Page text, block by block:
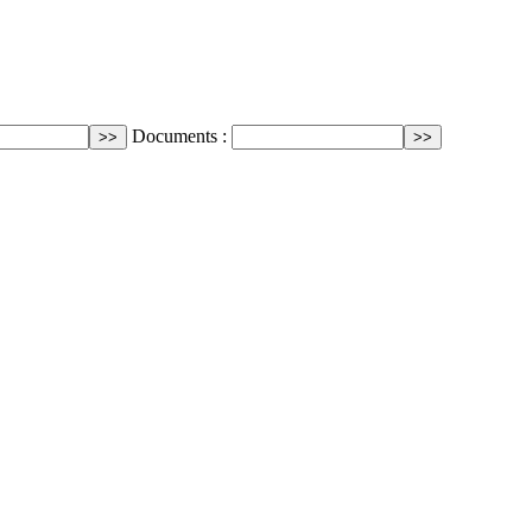
Documents :